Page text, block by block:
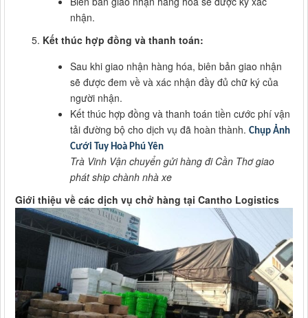
nhận.
Kết thúc hợp đồng và thanh toán:
Sau khi giao nhận hàng hóa, biên bản giao nhận
sẽ được đem về và xác nhận đầy đủ chữ ký của
người nhận.
Kết thúc hợp đồng và thanh toán tiền cước phí vận
tải đường bộ cho dịch vụ đã hoàn thành. Chụp Ảnh
Cưới Tuy Hoà Phú Yên
Trà Vinh Vận chuyển gửi hàng đi Cần Thơ giao
phát ship chành nhà xe
Giới thiệu về các dịch vụ chở hàng tại Cantho Logistics